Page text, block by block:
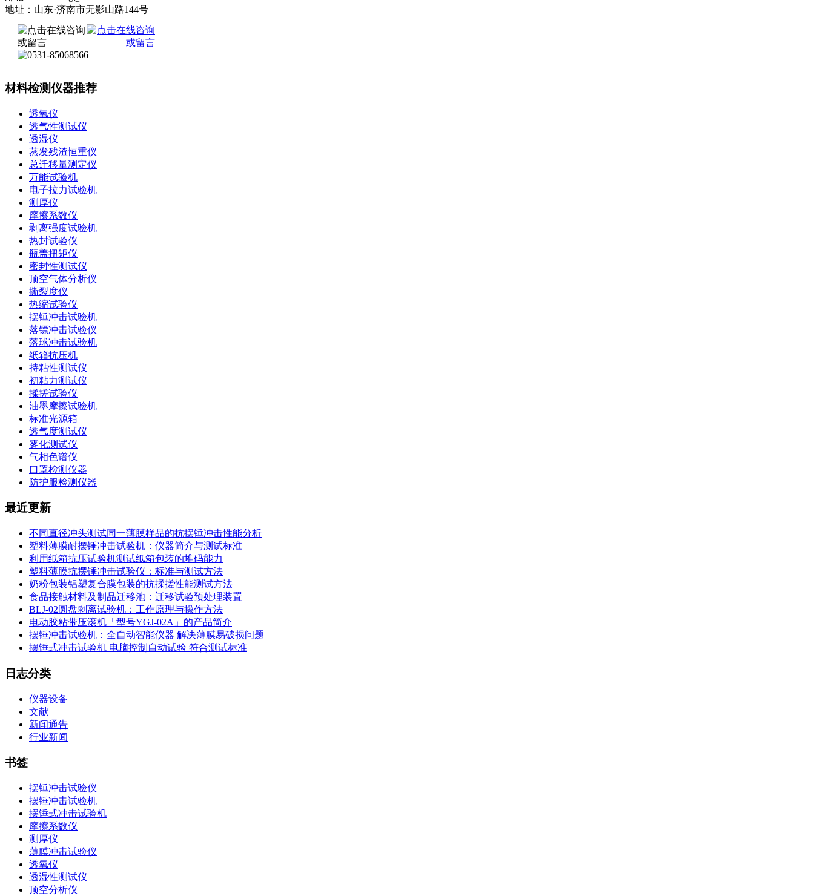
地址：山东·济南市无影山路144号
材料检测仪器推荐
透氧仪
透气性测试仪
透湿仪
蒸发残渣恒重仪
总迁移量测定仪
万能试验机
电子拉力试验机
测厚仪
摩擦系数仪
剥离强度试验机
热封试验仪
瓶盖扭矩仪
密封性测试仪
顶空气体分析仪
撕裂度仪
热缩试验仪
摆锤冲击试验机
落镖冲击试验仪
落球冲击试验机
纸箱抗压机
持粘性测试仪
初粘力测试仪
揉搓试验仪
油墨摩擦试验机
标准光源箱
透气度测试仪
雾化测试仪
气相色谱仪
口罩检测仪器
防护服检测仪器
最近更新
不同直径冲头测试同一薄膜样品的抗摆锤冲击性能分析
塑料薄膜耐摆锤冲击试验机：仪器简介与测试标准
利用纸箱抗压试验机测试纸箱包装的堆码能力
塑料薄膜抗摆锤冲击试验仪：标准与测试方法
奶粉包装铝塑复合膜包装的抗揉搓性能测试方法
食品接触材料及制品迁移池：迁移试验预处理装置
BLJ-02圆盘剥离试验机：工作原理与操作方法
电动胶粘带压滚机「型号YGJ-02A」的产品简介
摆锤冲击试验机：全自动智能仪器 解决薄膜易破损问题
摆锤式冲击试验机 电脑控制自动试验 符合测试标准
日志分类
仪器设备
文献
新闻通告
行业新闻
书签
摆锤冲击试验仪
摆锤冲击试验机
摆锤式冲击试验机
摩擦系数仪
测厚仪
薄膜冲击试验仪
透氧仪
透湿性测试仪
顶空分析仪